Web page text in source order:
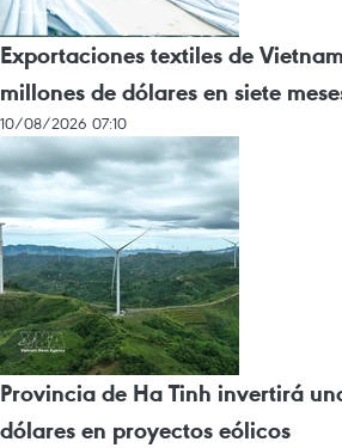
Exportaciones textiles de
millones de dólares en siete
10/08/2026 07:10
Provincia de Ha Tinh invertirá
dólares en proyectos eólicos